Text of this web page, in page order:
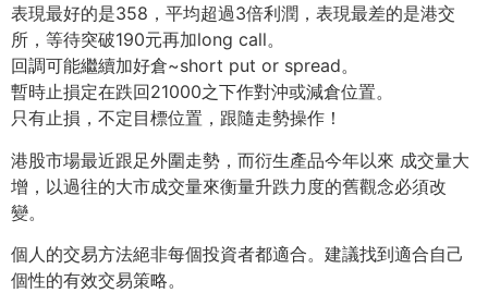
表現最好的是358，平均超過3倍利潤，表現最差的是港交
所，等待突破190元再加long call。
回調可能繼續加好倉~short put or spread。
暫時止損定在跌回21000之下作對沖或減倉位置。
只有止損，不定目標位置，跟隨走勢操作！
港股市場最近跟足外圍走勢，而衍生產品今年以來 成交量大
增，以過往的大市成交量來衡量升跌力度的舊觀念必須改
變。
個人的交易方法絕非每個投資者都適合。建議找到適合自己
個性的有效交易策略。